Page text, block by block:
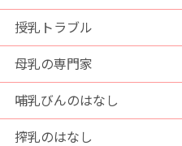
授乳トラブル
母乳の専門家
哺乳びんのはなし
搾乳のはなし